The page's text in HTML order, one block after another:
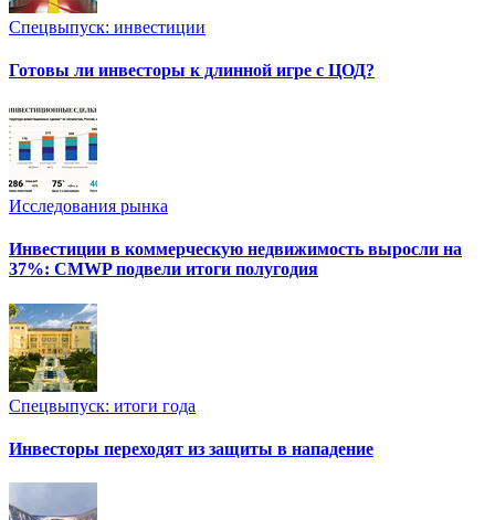
Спецвыпуск: инвестиции
Готовы ли инвесторы к длинной игре с ЦОД?
Исследования рынка
Инвестиции в коммерческую недвижимость выросли на
37%: CMWP подвели итоги полугодия
Спецвыпуск: итоги года
Инвесторы переходят из защиты в нападение